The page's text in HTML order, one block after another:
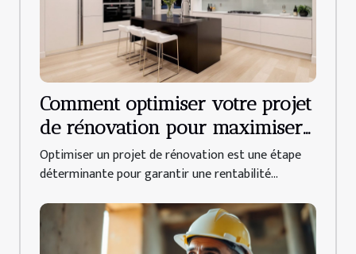
Comment optimiser votre projet
de rénovation pour maximiser
le ROI ?
Optimiser un projet de rénovation est une étape
déterminante pour garantir une rentabilité...